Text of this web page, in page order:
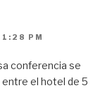
1:28 PM
conferencia se
el hotel de 5